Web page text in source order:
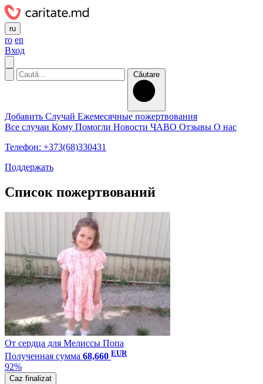
ru
ro en
Вход
Căutare
Добавить Случай Ежемесячные пожертвования
Все случаи Кому Помогли Новости ЧАВО Отзывы О нас
Телефон: +373(68)330431
Поддержать
Список пожертвований
От сердца для Мелиссы Попа
Полученная сумма 68,660 EUR
92%
Caz finalizat